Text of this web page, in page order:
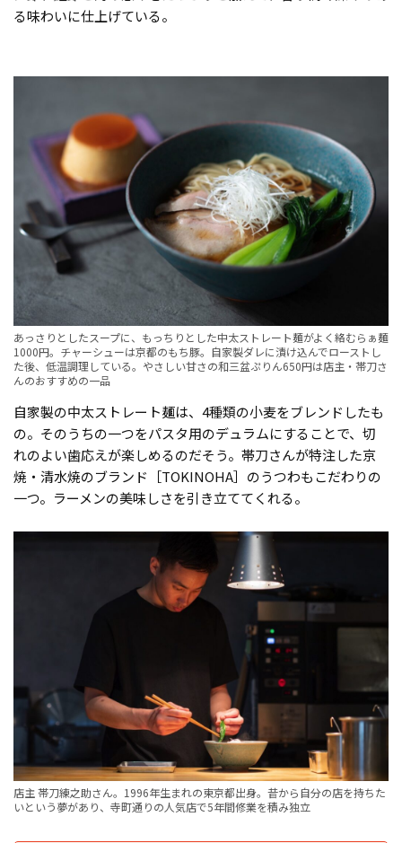
る味わいに仕上げている。
あっさりとしたスープに、もっちりとした中太ストレート麺がよく絡むらぁ麺
1000円。チャーシューは京都のもち豚。自家製ダレに漬け込んでローストし
た後、低温調理している。やさしい甘さの和三盆ぷりん650円は店主・帯刀さ
んのおすすめの一品
自家製の中太ストレート麺は、4種類の小麦をブレンドしたも
の。そのうちの一つをパスタ用のデュラムにすることで、切
れのよい歯応えが楽しめるのだそう。帯刀さんが特注した京
焼・清水焼のブランド［TOKINOHA］のうつわもこだわりの
一つ。ラーメンの美味しさを引き立ててくれる。
店主 帯刀練之助さん。1996年生まれの東京都出身。昔から自分の店を持ちた
いという夢があり、寺町通りの人気店で5年間修業を積み独立